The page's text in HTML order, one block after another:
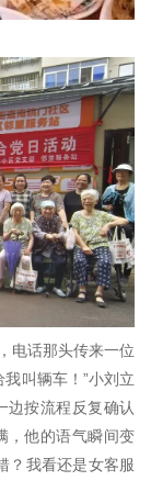
电话那头传来一位
叫辆车！”小刘立
边按流程反复确认
，他的语气瞬间变
？我看还是女客服